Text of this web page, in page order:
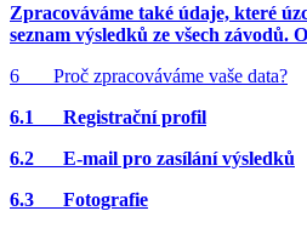
Zpracováváme také údaje, které
seznam výsledků ze všech závodů.
6 Proč zpracováváme vaše data?
6.1 Registrační profil
6.2 E-mail pro zasílání výsledků
6.3 Fotografie